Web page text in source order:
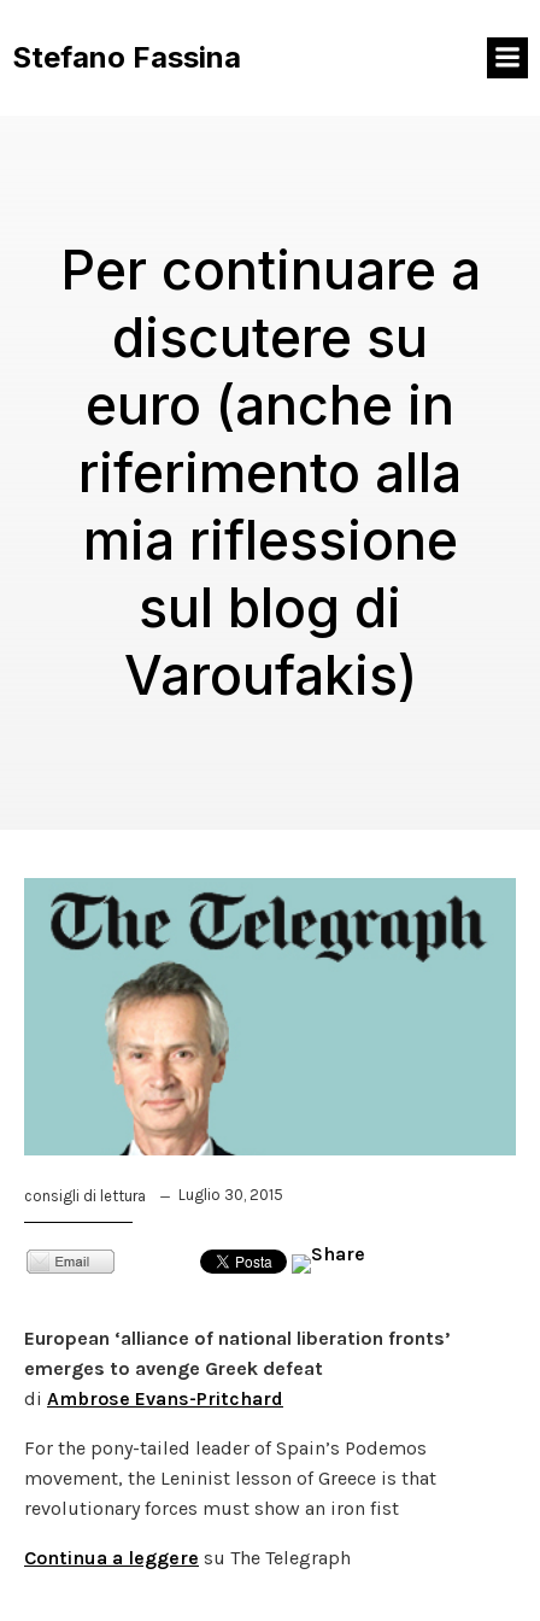
contenuto
Stefano Fassina
Per continuare a
discutere su
euro (anche in
riferimento alla
mia riflessione
sul blog di
Varoufakis)
consigli di lettura Luglio 30, 2015
European ‘alliance of national liberation fronts’
emerges to avenge Greek defeat
di Ambrose Evans-Pritchard
For the pony-tailed leader of Spain’s Podemos
movement, the Leninist lesson of Greece is that
revolutionary forces must show an iron fist
Continua a leggere su The Telegraph